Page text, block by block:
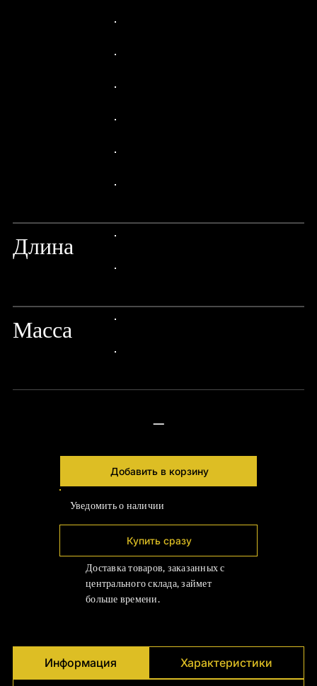
Длина
Масса
—
Добавить в корзину
Уведомить о наличии
Купить сразу
Доставка товаров, заказанных с
центрального склада, займет
больше времени.
Информация Характеристики